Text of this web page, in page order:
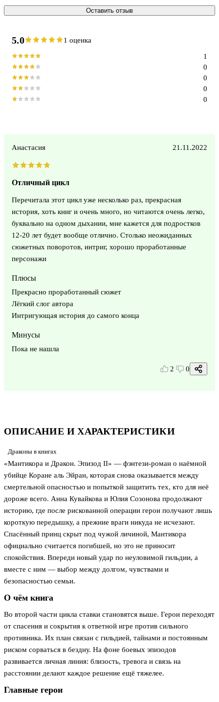
ОПИСАНИЕ И ХАРАКТЕРИСТИКИ
Драконы в книгах
«Мантикора и Дракон. Эпизод II» — фэнтези-роман о наёмной
убийце Коране аль Эйран, которая снова оказывается между
смертельной опасностью и попыткой защитить тех, кто для неё
дороже всего. Анна Кувайкова и Юлия Созонова продолжают
историю, где после рискованной операции герои получают лишь
короткую передышку, а прежние враги никуда не исчезают.
Спасённый принц скрыт под чужой личиной, Мантикора
официально считается погибшей, но это не приносит
спокойствия. Впереди новый удар по неуловимой гильдии, а
вместе с ним — выбор между долгом, чувствами и
безопасностью семьи.
О чём книга
Во второй части цикла ставки становятся выше. Герои переходят
от спасения и сокрытия к ответной игре против сильного
противника. Их план связан с гильдией, тайнами и постоянным
риском сорваться в бездну. На фоне боевых эпизодов
развивается личная линия: близость, тревога и связь на
расстоянии делают каждое решение ещё тяжелее.
Главные герои
Оставить отзыв
5.0 1 оценка
0
0
0
0
1
Анастасия 21.11.2022
Отличный цикл
Перечитала этот цикл уже несколько раз, прекрасная
история, хоть книг и очень много, но читаются очень легко,
буквально на одном дыхании, мне кажется для подростков
12-20 лет будет вообще отлично. Столько неожиданных
сюжетных поворотов, интриг, хорошо проработанные
персонажи
Плюсы
Прекрасно проработанный сюжет
Лёгкий слог автора
Интригующая история до самого конца
Минусы
Пока не нашла
2 0